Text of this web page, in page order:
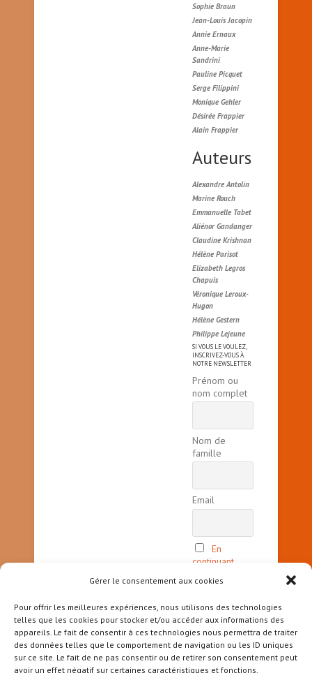
Gérer le consentement aux cookies
Pour offrir les meilleures expériences, nous utilisons des technologies
telles que les cookies pour stocker et/ou accéder aux informations des
appareils. Le fait de consentir à ces technologies nous permettra de traiter
des données telles que le comportement de navigation ou les ID uniques
sur ce site. Le fait de ne pas consentir ou de retirer son consentement peut
avoir un effet négatif sur certaines caractéristiques et fonctions.
Sophie Braun
Jean-Louis Jacopin
Annie Ernaux
Anne-Marie
Sandrini
Pauline Picquet
Serge Filippini
Monique Gehler
Désirée Frappier
Alain Frappier
Auteurs
Alexandre Antolin
Marine Rouch
Emmanuelle Tabet
Aliénor Gandanger
Claudine Krishnan
Hélène Parisot
Elizabeth Legros
Chapuis
Véronique Leroux-
Hugon
Hélène Gestern
Philippe Lejeune
SI VOUS LE VOULEZ,
INSCRIVEZ-VOUS À
NOTRE NEWSLETTER
Prénom ou
nom complet
Nom de
famille
Email
En
continuant,
la politique
confidentialité